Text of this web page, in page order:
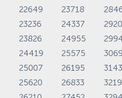
22649 23718
23236 24337
23826 24955
24419 25575
25007 26195
25620 26833